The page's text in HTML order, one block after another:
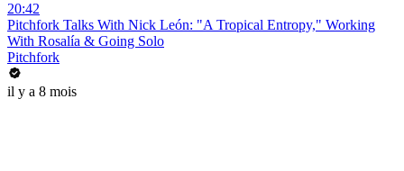
20:42
Pitchfork Talks With Nick León: "A Tropical Entropy," Working
With Rosalía & Going Solo
Pitchfork
il y a 8 mois